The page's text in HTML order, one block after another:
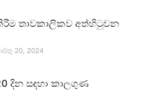
තාවකාලිකව අත්හිටුවන
20, 2024
දින සඳහා කාලගුණ